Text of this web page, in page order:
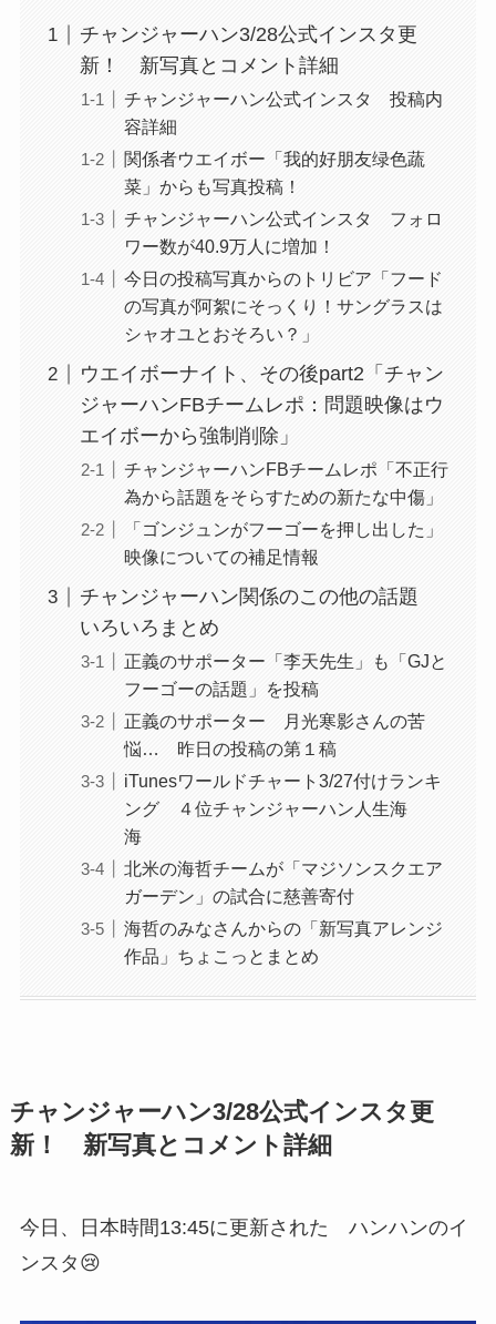
チャンジャーハン3/28公式インスタ更
新！ 新写真とコメント詳細
チャンジャーハン公式インスタ 投稿内
容詳細
関係者ウエイボー「我的好朋友绿色蔬
菜」からも写真投稿！
チャンジャーハン公式インスタ フォロ
ワー数が40.9万人に増加！
今日の投稿写真からのトリビア「フード
の写真が阿絮にそっくり！サングラスは
シャオユとおそろい？」
ウエイボーナイト、その後part2「チャン
ジャーハンFBチームレポ：問題映像はウ
エイボーから強制削除」
チャンジャーハンFBチームレポ「不正行
為から話題をそらすための新たな中傷」
「ゴンジュンがフーゴーを押し出した」
映像についての補足情報
チャンジャーハン関係のこの他の話題
いろいろまとめ
正義のサポーター「李天先生」も「GJと
フーゴーの話題」を投稿
正義のサポーター 月光寒影さんの苦
悩… 昨日の投稿の第１稿
iTunesワールドチャート3/27付けランキ
ング ４位チャンジャーハン人生海
海
北米の海哲チームが「マジソンスクエア
ガーデン」の試合に慈善寄付
海哲のみなさんからの「新写真アレンジ
作品」ちょこっとまとめ
チャンジャーハン3/28公式インスタ更
新！ 新写真とコメント詳細
今日、日本時間13:45に更新された ハンハンのイ
ンスタ😢